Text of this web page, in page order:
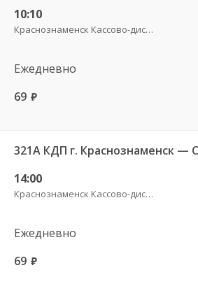
10:10
Краснознаменск Кассово-диспетчерский пункт
Ежедневно
69 руб.
321А КДП г. Краснознаменск —
14:00
Краснознаменск Кассово-диспетчерский пункт
Ежедневно
69 руб.